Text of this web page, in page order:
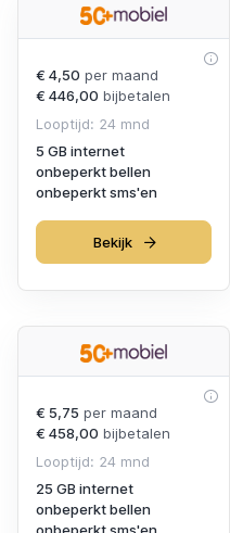
€ 4,50 per maand
€ 446,00 bijbetalen
Looptijd: 24 mnd
5 GB internet
onbeperkt bellen
onbeperkt sms'en
Bekijk
€ 5,75 per maand
€ 458,00 bijbetalen
Looptijd: 24 mnd
25 GB internet
onbeperkt bellen